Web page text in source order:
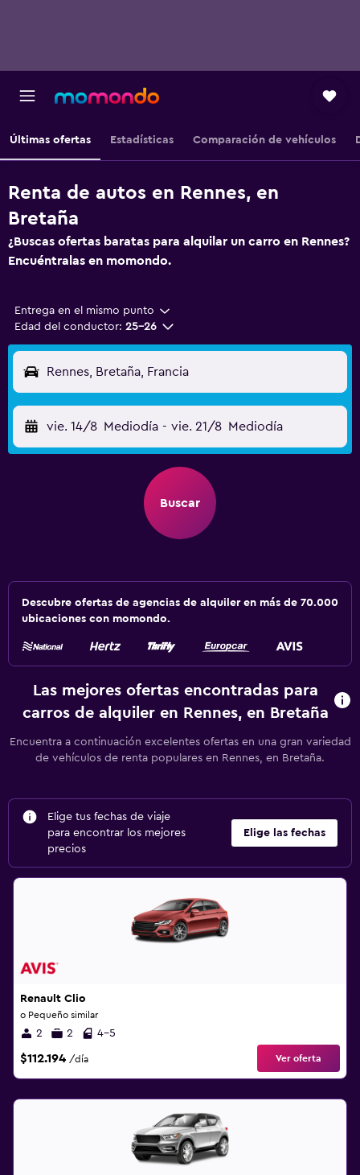
Últimas ofertas Estadísticas Comparación de vehículos
Renta de autos en Rennes, en
Bretaña
¿Buscas ofertas baratas para alquilar un carro en Rennes?
Encuéntralas en momondo.
Entrega en el mismo punto
Edad del conductor: 25-26
Rennes, Bretaña, Francia
vie. 14/8 Mediodía - vie. 21/8 Mediodía
Buscar
Descubre ofertas de agencias de alquiler en más de 70.000
ubicaciones con momondo.
Las mejores ofertas encontradas para
carros de alquiler en Rennes, en Bretaña
Encuentra a continuación excelentes ofertas en una gran variedad
de vehículos de renta populares en Rennes, en Bretaña.
Elige tus fechas de viaje
para encontrar los mejores
precios
Elige las fechas
Renault Clio
o Pequeño similar
2 2 4-5
$112.194 /día Ver oferta